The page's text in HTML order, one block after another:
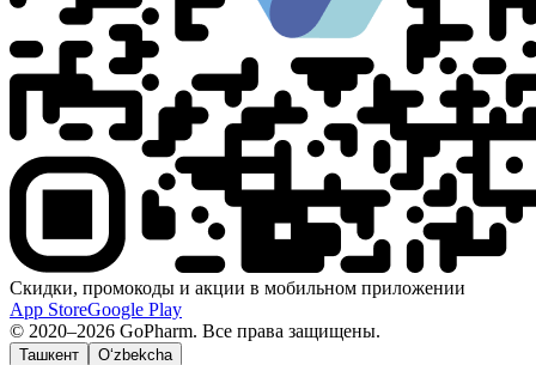
Скидки, промокоды и акции в мобильном приложении
App StoreGoogle Play
© 2020–2026 GoPharm. Все права защищены.
Ташкент O‘zbekcha